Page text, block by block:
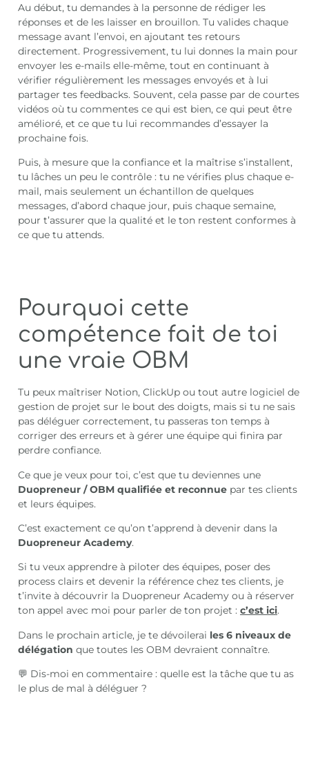
Au début, tu demandes à la personne de rédiger les
réponses et de les laisser en brouillon. Tu valides chaque
message avant l’envoi, en ajoutant tes retours
directement. Progressivement, tu lui donnes la main pour
envoyer les e-mails elle-même, tout en continuant à
vérifier régulièrement les messages envoyés et à lui
partager tes feedbacks. Souvent, cela passe par de courtes
vidéos où tu commentes ce qui est bien, ce qui peut être
amélioré, et ce que tu lui recommandes d’essayer la
prochaine fois.
Puis, à mesure que la confiance et la maîtrise s’installent,
tu lâches un peu le contrôle : tu ne vérifies plus chaque e-
mail, mais seulement un échantillon de quelques
messages, d’abord chaque jour, puis chaque semaine,
pour t’assurer que la qualité et le ton restent conformes à
ce que tu attends.
Pourquoi cette
compétence fait de toi
une vraie OBM
Tu peux maîtriser Notion, ClickUp ou tout autre logiciel de
gestion de projet sur le bout des doigts, mais si tu ne sais
pas déléguer correctement, tu passeras ton temps à
corriger des erreurs et à gérer une équipe qui finira par
perdre confiance.
Ce que je veux pour toi, c’est que tu deviennes une
Duopreneur / OBM qualifiée et reconnue par tes clients
et leurs équipes.
C’est exactement ce qu’on t’apprend à devenir dans la
Duopreneur Academy.
Si tu veux apprendre à piloter des équipes, poser des
process clairs et devenir la référence chez tes clients, je
t’invite à découvrir la Duopreneur Academy ou à réserver
ton appel avec moi pour parler de ton projet :c’est ici.
Dans le prochain article, je te dévoilerai les 6 niveaux de
délégation que toutes les OBM devraient connaître.
💬 Dis-moi en commentaire : quelle est la tâche que tu as
le plus de mal à déléguer ?